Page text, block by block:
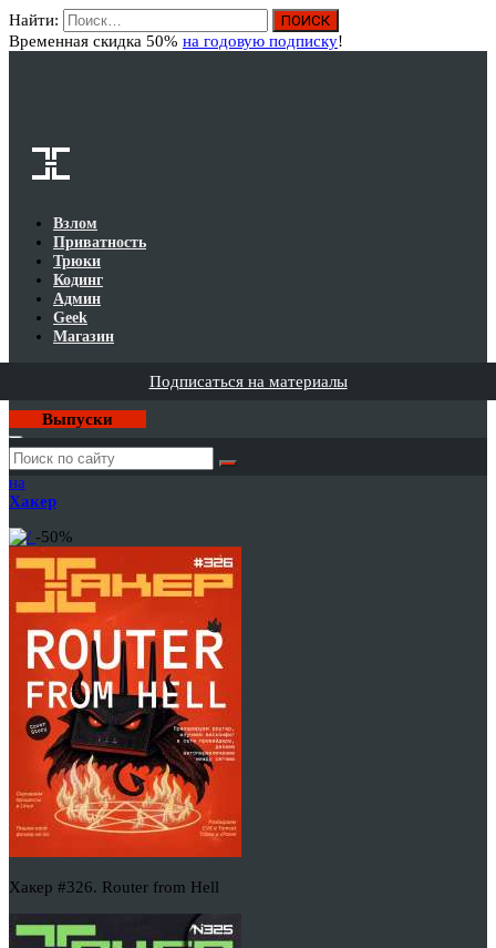
Найти:
Временная скидка 50% на годовую подписку!
Взлом
Приватность
Трюки
Кодинг
Админ
Geek
Магазин
Подписаться на материалы
Выпуски
Годовая
подписка
на
Хакер
-50%
Хакер #326. Router from Hell